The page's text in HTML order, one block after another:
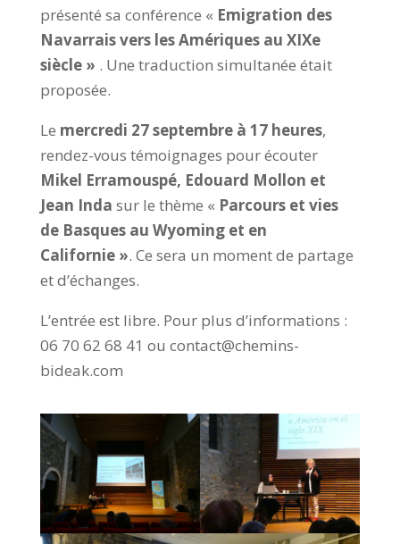
présenté sa conférence « Emigration des
Navarrais vers les Amériques au XIXe
siècle » . Une traduction simultanée était
proposée.
Le mercredi 27 septembre à 17 heures,
rendez-vous témoignages pour écouter
Mikel Erramouspé, Edouard Mollon et
Jean Inda sur le thème « Parcours et vies
de Basques au Wyoming et en
Californie ». Ce sera un moment de partage
et d’échanges.
L’entrée est libre. Pour plus d’informations :
06 70 62 68 41 ou contact@chemins-
bideak.com